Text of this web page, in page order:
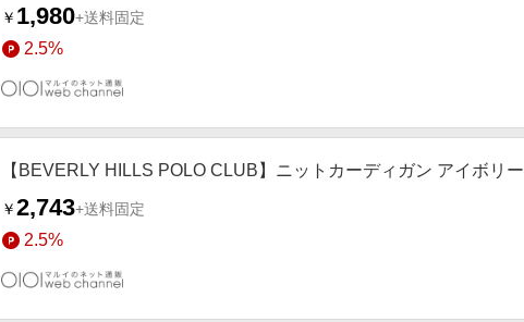
￥ 1,980+送料固定
2.5%
【BEVERLY HILLS POLO CLUB】ニットカーディガン アイボリー
￥2,743+送料固定
2.5%